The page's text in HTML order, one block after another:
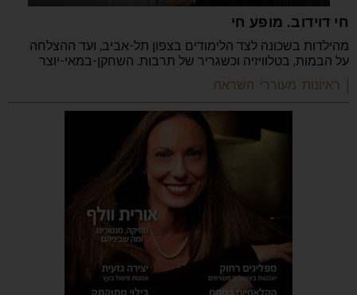
חי דוידוב. מופע חי
מהילדות בשכונה לצד הלימודים בצפון תל-אביב, ועד ההצלחה
על הבמות, בטלוויזיה וכשגריר של תרבות. השחקן-במאי-יוצר
| ראיונות מעוררי השראה